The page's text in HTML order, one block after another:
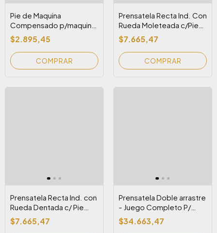
Pie de Maquina
Compensado p/maquina
familiar Anysew
$2.895,45
Prensatela Recta Ind. Con
Rueda Moleteada c/Pie
Teflon para materiales
pesados
$7.665,47
Prensatela Recta Ind. con
Rueda Dentada c/ Pie
Teflon para Matelasse
(RU101-3T Rueda Dent)
$7.665,47
Prensatela Doble arrastre
- Juego Completo P/
Colocar Cierre (U192T +
U193T)
$34.663,47